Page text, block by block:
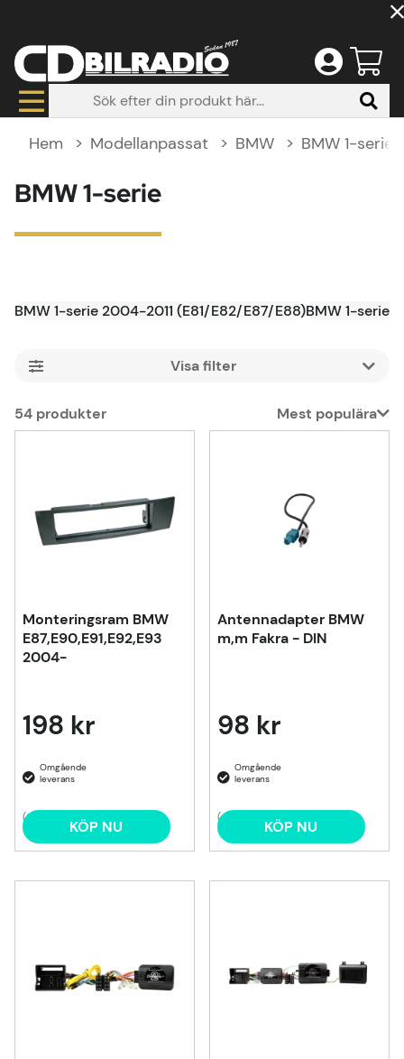
Hem Modellanpassat BMW BMW 1-serie
BMW 1-serie
BMW 1-serie 2004-2011 (E81/E82/E87/E88)BMW 1-serie
Filtrera
54 produkter
Mest populära
Monteringsram BMW
E87,E90,E91,E92,E93
2004-
198 kr
(2) KÖP NU
Antennadapter BMW
m,m Fakra - DIN
98 kr
(4) KÖP NU